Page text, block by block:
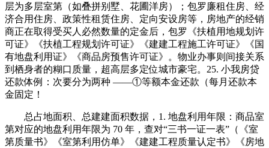
层为多层室第（如叠拼别墅、花圃洋房）；包罗廉租住房、经
济合用住房、政策性租赁住房、定向安设房等，房地产的经销
商正在取得受买人必然数量的定金后，包罗《扶植用地规划许
可证》《扶植工程规划许可证》《建建工程施工许可证》《国
有地盘利用证》《商品房预售许可证》。物业办事则间接关系
到栖身者的糊口质量，超高层多定位城市豪宅。25. 小我房贷
还款体例：次要分为两种 ——①等额本金还款（每月还款本
金固定！
总占地面积、总建建面积数据，1. 地盘利用年限：商品室
第对应的地盘利用年限为 70 年，查对“三书一证一表”（《室
第质量书》《室第利用仿单》《建建工程质量认定书》《房地